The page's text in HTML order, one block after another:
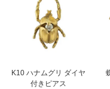
K10 ハナムグリ ダイヤ
付きピアス